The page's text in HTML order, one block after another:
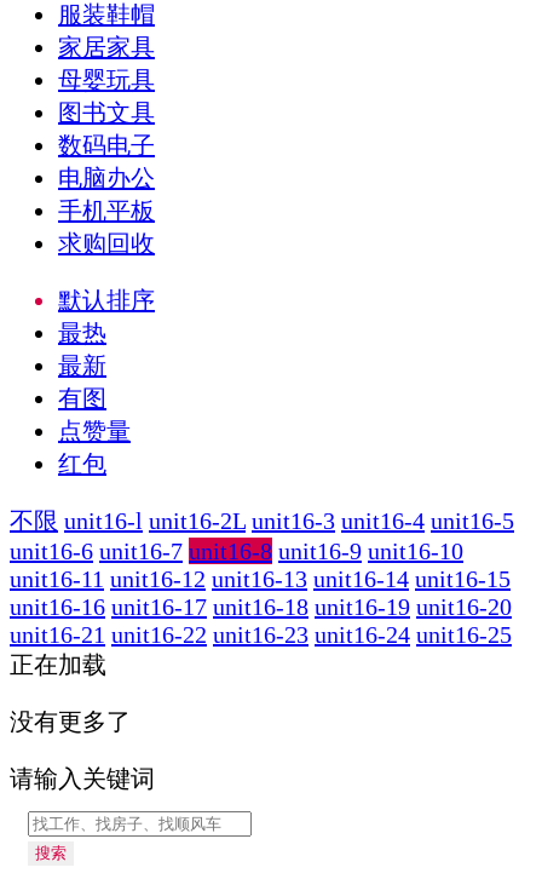
服装鞋帽
家居家具
母婴玩具
图书文具
数码电子
电脑办公
手机平板
求购回收
默认排序
最热
最新
有图
点赞量
红包
不限 unit16-l unit16-2L unit16-3 unit16-4 unit16-5
unit16-6 unit16-7 unit16-8 unit16-9 unit16-10
unit16-11 unit16-12 unit16-13 unit16-14 unit16-15
unit16-16 unit16-17 unit16-18 unit16-19 unit16-20
unit16-21 unit16-22 unit16-23 unit16-24 unit16-25
正在加载
没有更多了
请输入关键词
搜索